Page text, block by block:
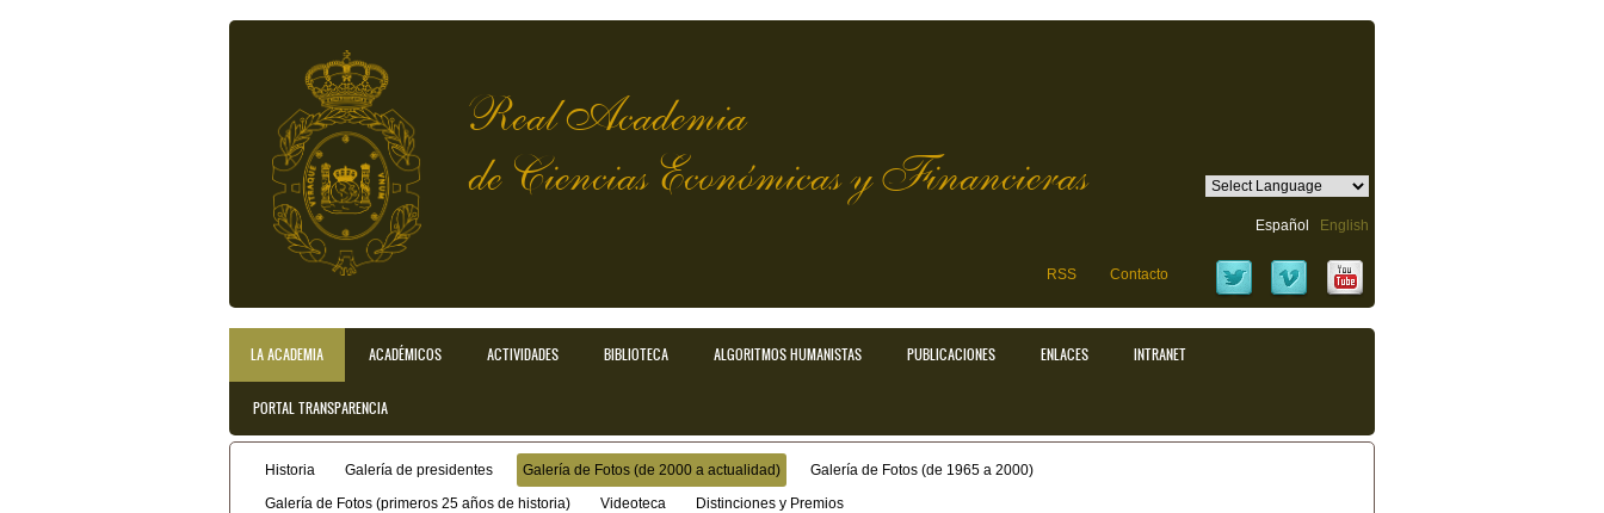
Real Academia
de Ciencias Económicas y Financieras
Español English
RSS Contacto
Menú principal
LA ACADEMIA ACADÉMICOS ACTIVIDADES BIBLIOTECA ALGORITMOS HUMANISTAS PUBLICACIONES ENLACES INTRANET
PORTAL TRANSPARENCIA
Historia Galería de presidentes Galería de Fotos (de 2000 a actualidad)
Galería de Fotos (de 1965 a 2000)
Galería de Fotos (primeros 25 años de historia)
Videoteca Distinciones y Premios